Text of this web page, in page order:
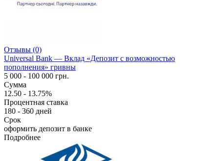
Отзывы (0)
Universal Bank — Вклад «Депозит с возможностью
пополнения» гривны
5 000 - 100 000 грн.
Сумма
12.50 - 13.75%
Процентная ставка
180 - 360 дней
Срок
оформить депозит в банке
Подробнее